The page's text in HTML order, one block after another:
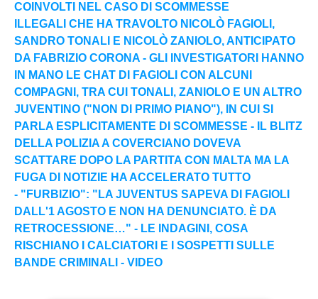
COINVOLTI NEL CASO DI SCOMMESSE
ILLEGALI CHE HA TRAVOLTO NICOLÒ FAGIOLI,
SANDRO TONALI E NICOLÒ ZANIOLO, ANTICIPATO
DA FABRIZIO CORONA - GLI INVESTIGATORI HANNO
IN MANO LE CHAT DI FAGIOLI CON ALCUNI
COMPAGNI, TRA CUI TONALI, ZANIOLO E UN ALTRO
JUVENTINO ("NON DI PRIMO PIANO"), IN CUI SI
PARLA ESPLICITAMENTE DI SCOMMESSE - IL BLITZ
DELLA POLIZIA A COVERCIANO DOVEVA
SCATTARE DOPO LA PARTITA CON MALTA MA LA
FUGA DI NOTIZIE HA ACCELERATO TUTTO
- "FURBIZIO": "LA JUVENTUS SAPEVA DI FAGIOLI
DALL'1 AGOSTO E NON HA DENUNCIATO. È DA
RETROCESSIONE…" - LE INDAGINI, COSA
RISCHIANO I CALCIATORI E I SOSPETTI SULLE
BANDE CRIMINALI - VIDEO